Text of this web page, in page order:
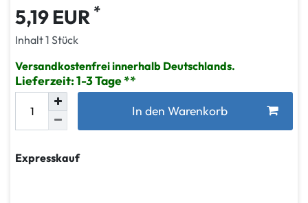
5,19 EUR *
Inhalt1 Stück
Versandkostenfrei innerhalb Deutschlands.
Lieferzeit: 1-3 Tage
In den Warenkorb
Expresskauf